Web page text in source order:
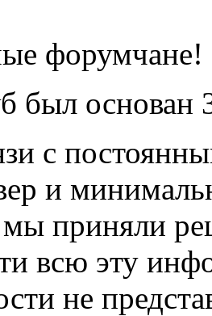
форумчане!
был основан
с
и
приняли
всю эту
не